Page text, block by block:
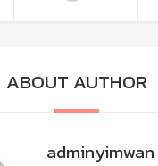
ABOUT AUTHOR
adminyimwan